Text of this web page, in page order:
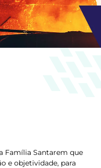
Família Santarem que
e objetividade, para